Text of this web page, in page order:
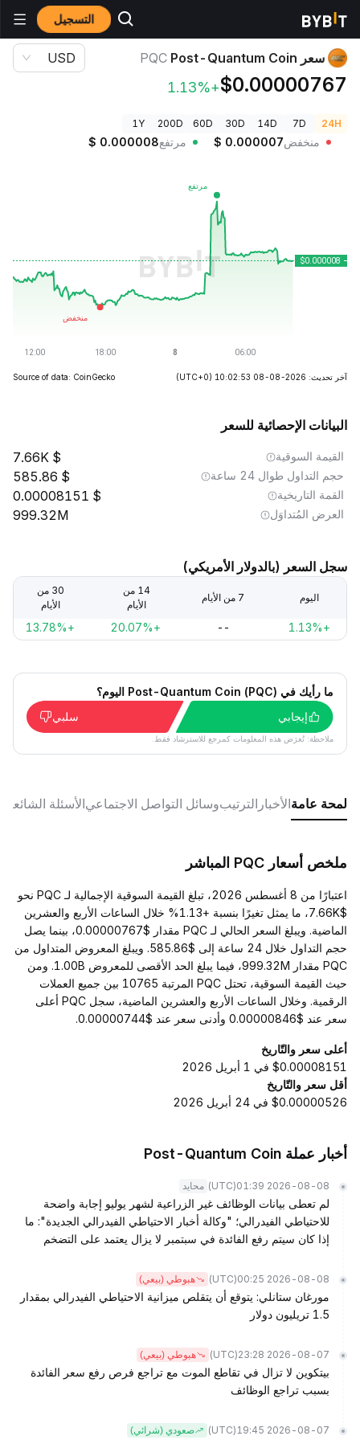
التسجيل أسعار العملات الرقمية
سعر Post-Quantum Coin PQC
$0.00000767
+1.13%
USD
24H
7D
14D
30D
60D
200D
1Y
منخفض $ 0.000007 مرتفع $ 0.000008
آخر تحديث: 2026-08-08 10:02:53 (UTC+0)
Source of data: CoinGecko
البيانات الإحصائية للسعر
القيمة السوقية 7.66K
حجم التداول طوال 24 ساعة 585.86
القمة التاريخية 0.00008151
العرض المُتداوَل 999.32M
سجل السعر (بالدولار الأمريكي)
اليوم 7 من الأيام
14 من
الأيام
30 من
الأيام
+1.13%
--
+20.07%
+13.78%
ما رأيك في Post-Quantum Coin (PQC) اليوم؟
إيجابي
سلبي
ملاحظة: تُعرَض هذه المعلومات كمرجع للاسترشاد فقط.
لمحة عامةالأخبار الترتيبوسائل التواصل الاجتماعيالأسئلة الشائعة
ملخص أسعار PQC المباشر
اعتبارًا من 8 أغسطس 2026، تبلغ القيمة السوقية الإجمالية لـ PQC نحو
$7.66K، ما يمثل تغيرًا بنسبة +1.13% خلال الساعات الأربع والعشرين
الماضية. ويبلغ السعر الحالي لـ PQC مقدار $0.00000767، بينما يصل
حجم التداول خلال 24 ساعة إلى $585.86. ويبلغ المعروض المتداول من
PQC مقدار 999.32M، فيما يبلغ الحد الأقصى للمعروض 1.00B. ومن
حيث القيمة السوقية، تحتل PQC المرتبة 10765 بين جميع العملات
الرقمية. وخلال الساعات الأربع والعشرين الماضية، سجل PQC أعلى
سعر عند $0.00000846 وأدنى سعر عند $0.00000744.
أعلى سعر والتّاريخ
$0.00008151 في 1 أبريل 2026
أقل سعر والتّاريخ
$0.00000526 في 24 أبريل 2026
أخبار عملة Post-Quantum Coin
2026-08-08 01:39
(UTC) محايد
لم تعطى بيانات الوظائف غير الزراعية لشهر يوليو إجابة واضحة
للاحتياطي الفيدرالي؛ "وكالة أخبار الاحتياطي الفيدرالي الجديدة": ما
إذا كان سيتم رفع الفائدة في سبتمبر لا يزال يعتمد على التضخم
2026-08-08 00:25
(UTC) هبوطي (بيعي)
مورغان ستانلي: يتوقع أن يتقلص ميزانية الاحتياطي الفيدرالي بمقدار
1.5 تريليون دولار
2026-08-07 23:28
(UTC) هبوطي (بيعي)
بيتكوين لا تزال في تقاطع الموت مع تراجع فرص رفع سعر الفائدة
بسبب تراجع الوظائف
2026-08-07 19:45
(UTC) صعودي (شرائي)